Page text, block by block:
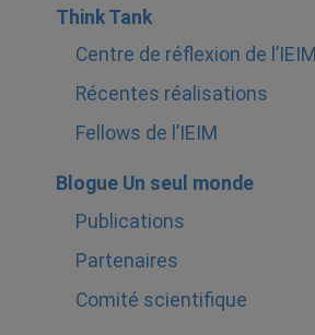
Think Tank
Centre de réflexion de l’IEIM
Récentes réalisations
Fellows de l’IEIM
Blogue Un seul monde
Publications
Partenaires
Comité scientifique